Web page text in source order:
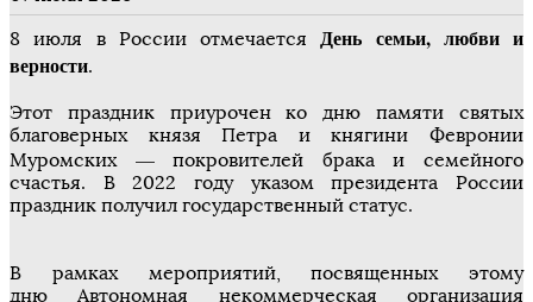
8 июля в России отмечаетсяДень семьи, любви и
верности.
Этот праздник приурочен ко дню памяти святых
благоверных князя Петра и княгини Февронии
Муромских — покровителей брака и семейного
счастья. В 2022 году указом президента России
праздник получил государственный статус.
В рамках мероприятий, посвященных этому
дню Автономная некоммерческая организация